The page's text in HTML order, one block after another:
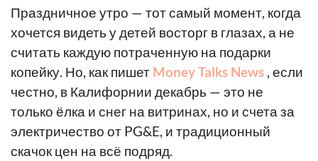
Праздничное утро — тот самый момент, когда
хочется видеть у детей восторг в глазах, а не
считать каждую потраченную на подарки
копейку. Но, как пишет Money Talks News , если
честно, в Калифорнии декабрь — это не
только ёлка и снег на витринах, но и счета за
электричество от PG&E, и традиционный
скачок цен на всё подряд.